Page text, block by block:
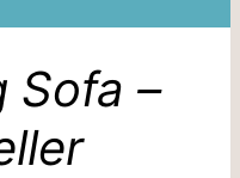
Sofa –